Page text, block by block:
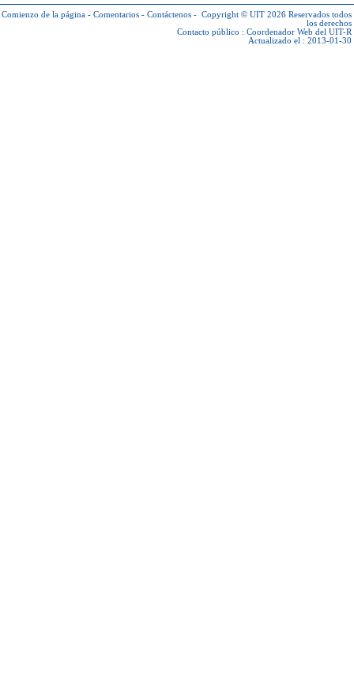
Comienzo de la página - Comentarios - Contáctenos - Copyright © UIT 2026 Reservados todos
los derechos
Contacto público : Coordenador Web del UIT-R
Actualizado el : 2013-01-30